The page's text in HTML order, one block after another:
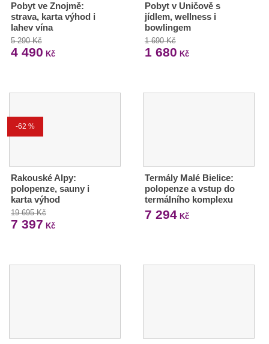
Pobyt ve Znojmě:
strava, karta výhod i
lahev vína
5 290 Kč
4 490 Kč
Pobyt v Uničově s
jídlem, wellness i
bowlingem
1 690 Kč
1 680 Kč
-62 %
Rakouské Alpy:
polopenze, sauny i
karta výhod
19 695 Kč
7 397 Kč
Termály Malé Bielice:
polopenze a vstup do
termálního komplexu
7 294Kč